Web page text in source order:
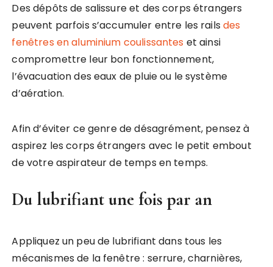
Des dépôts de salissure et des corps étrangers
peuvent parfois s’accumuler entre les railsdes
fenêtres en aluminium coulissantes et ainsi
compromettre leur bon fonctionnement,
l’évacuation des eaux de pluie ou le système
d’aération.
Afin d’éviter ce genre de désagrément, pensez à
aspirez les corps étrangers avec le petit embout
de votre aspirateur de temps en temps.
Du lubrifiant une fois par an
Appliquez un peu de lubrifiant dans tous les
mécanismes de la fenêtre : serrure, charnières,